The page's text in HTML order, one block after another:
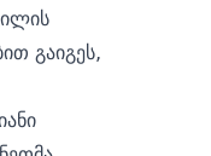
გაიგეს,